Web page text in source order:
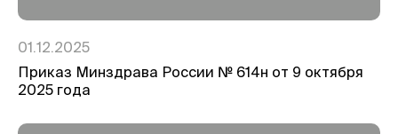
01.12.2025
Приказ Минздрава России № 614н от 9 октября
2025 года